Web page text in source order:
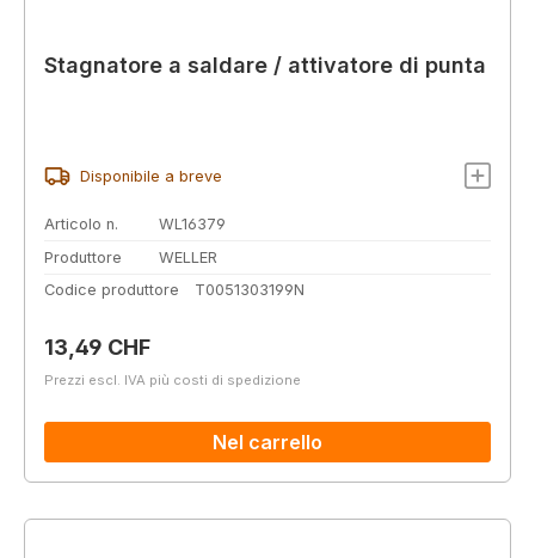
Stagnatore a saldare / attivatore di punta
Disponibile a breve
Articolo n.
WL16379
Produttore
WELLER
Codice produttore
T0051303199N
Prezzo normale:
13,49 CHF
Prezzi escl. IVA più costi di spedizione
Nel carrello